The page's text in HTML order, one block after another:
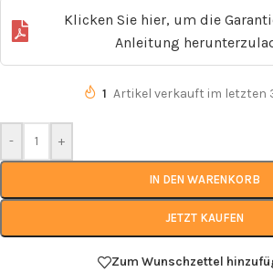
Klicken Sie hier, um die
Anleitung
1 Artikel verkauft im letzten
- +
IN DEN WARENKORB
JETZT KAUFEN
Zum Wunschzettel